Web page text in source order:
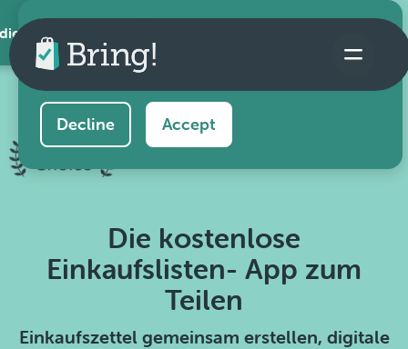
AppThis website uses cookies to ensure you get the
best experience on our website.
Decline Accept
Die kostenlose
Einkaufslisten- App zum
Teilen
Einkaufszettel gemeinsam erstellen, digitale